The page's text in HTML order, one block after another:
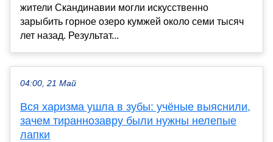
жители Скандинавии могли искусственно
зарыбить горное озеро кумжей около семи тысяч
лет назад. Результат...
04:00, 21 Май
Вся харизма ушла в зубы: учёные выяснили,
зачем тираннозавру были нужны нелепые
лапки